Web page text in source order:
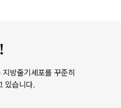
방줄기세포를 꾸준히
있습니다.